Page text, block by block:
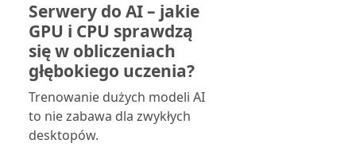
Serwery do AI – jakie
GPU i CPU sprawdzą
się w obliczeniach
głębokiego uczenia?
Trenowanie dużych modeli AI
to nie zabawa dla zwykłych
desktopów.